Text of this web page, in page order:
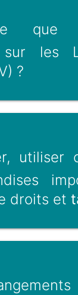
ce
sur les
?
utiliser
droits et